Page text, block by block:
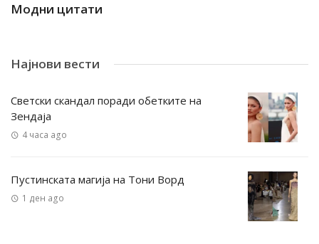
Модни цитати
Најнови вести
Светски скандал поради обетките на
Зендаја
4 часа ago
Пустинската магија на Тони Ворд
1 ден ago